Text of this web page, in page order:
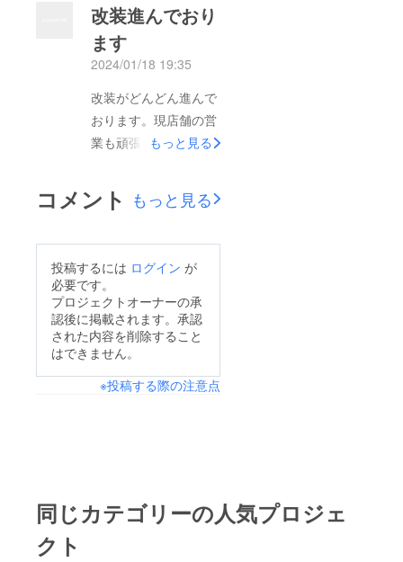
で、皆様の応援のお声
を力に変え頑張ってい
く所存です。リターン
中に送らせていただき
ますので、申し訳あり
ませんがもう少々お待
になりましたが、皆様
のご支援、本当にあり
大切に使わせていただ
きます。今後とも当店
を見守ってくださいま
したら幸いです。
皆様に支えられここま
で来れました。本当に
感謝しかありません。
準備万端…なのかもわ
かりませんが、少しず
つ改善しながら営業し
ていただけたら幸いで
ございました。なお、
リターンにつきまして
は、三月に入り次第随
時送らせていただきま
すのでよろしくお願い
します。
改装進んでおり
ます
2024/01/18 19:35
改装がどんどん進んで
おります。現店舗の営
業も頑張りつつ、移転
めていきます。とにか
く頑張ります！
もっと見る
コメント もっと見る
投稿するには ログイン が
必要です。
プロジェクトオーナーの承
認後に掲載されます。承認
された内容を削除すること
はできません。
※投稿する際の注意点
同じカテゴリーの人気プロジェ
クト